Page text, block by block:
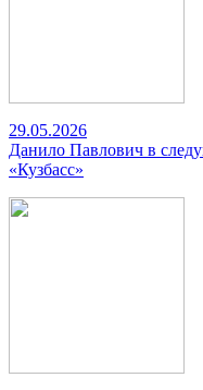
29.05.2026
Данило Павлович в
«Кузбасс»